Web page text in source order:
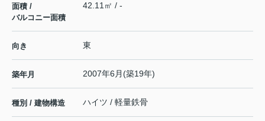
面積 /
バルコニー面積
42.11㎡ / -
向き 東
築年月 2007年6月(築19年)
種別 / 建物構造 ハイツ / 軽量鉄骨